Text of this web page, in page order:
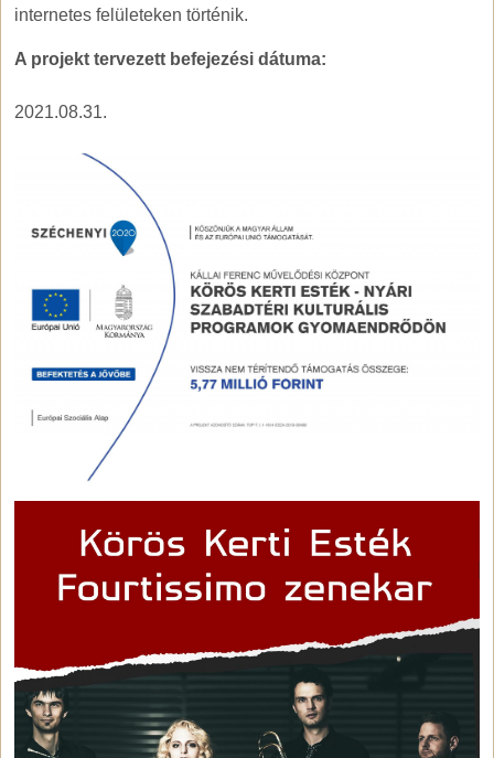
internetes felületeken történik.
A projekt tervezett befejezési dátuma:
2021.08.31.